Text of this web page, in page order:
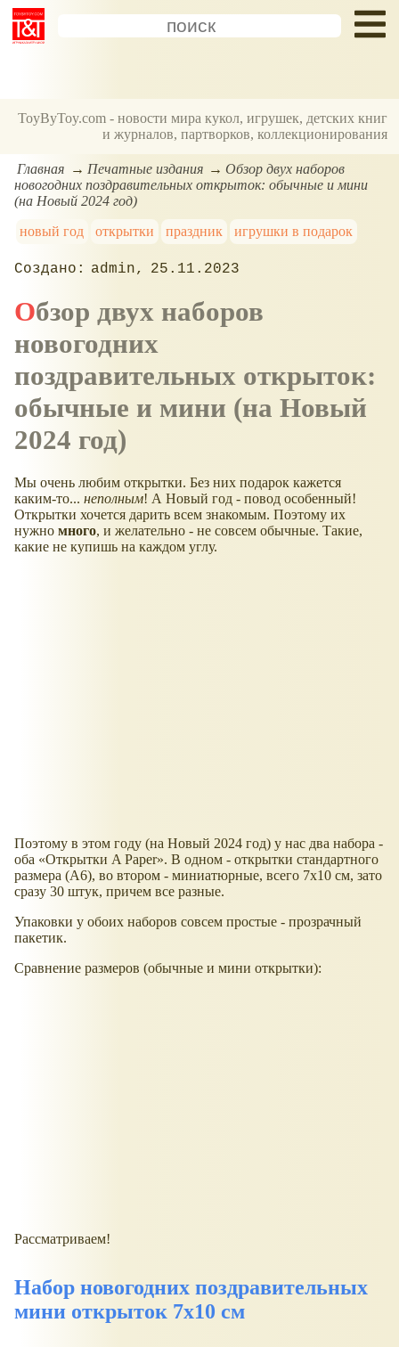
ToyByToy.com - новости мира кукол, игрушек, детских книг
и журналов, партворков, коллекционирования
Главная Печатные издания
Обзор двух наборов
новогодних поздравительных открыток: обычные и мини
(на Новый 2024 год)
новый год
открытки праздник игрушки в подарок
admin 25.11.2023
Обзор двух наборов
новогодних
поздравительных открыток:
обычные и мини (на Новый
2024 год)
Мы очень любим открытки. Без них подарок кажется
каким-то... неполным! А Новый год - повод особенный!
Открытки хочется дарить всем знакомым. Поэтому их
нужно много, и желательно - не совсем обычные. Такие,
какие не купишь на каждом углу.
Поэтому в этом году (на Новый 2024 год) у нас два набора -
оба
Открытки A Paper . В одном - открытки стандартного
размера (А6), во втором - миниатюрные, всего 7х10 см, зато
сразу 30 штук, причем все разные.
Упаковки у обоих наборов совсем простые - прозрачный
пакетик.
Сравнение размеров (обычные и мини открытки):
Рассматриваем!
Набор новогодних поздравительных
мини открыток 7х10 см